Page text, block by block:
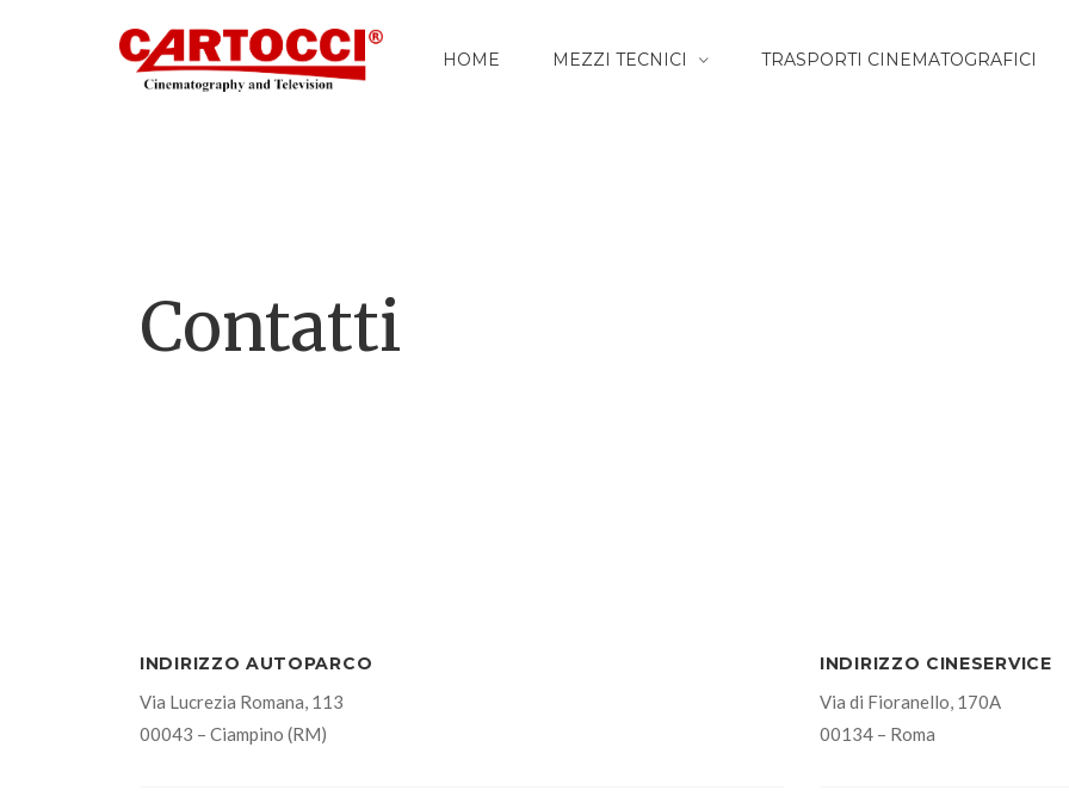
HOME MEZZI TECNICI TRASPORTI CINEMATOGRAFICI
Contatti
INDIRIZZO AUTOPARCO
Via Lucrezia Romana, 113
00043 – Ciampino (RM)
INDIRIZZO CINESERVICE
Via di Fioranello, 170A
00134 – Roma